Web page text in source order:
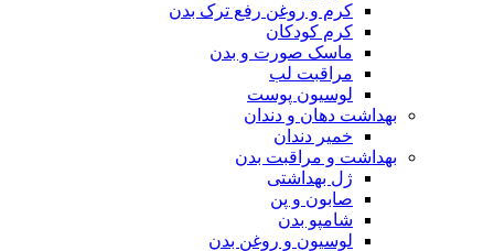
کرم و روغن رفع ترک بدن
کرم کودکان
ماسک صورت و بدن
مراقبت لب
لوسیون پوست
بهداشت دهان و دندان
خمیر دندان
بهداشت و مراقبت بدن
ژل بهداشتی
صابون و پن
شامپو بدن
لوسیون و روغن بدن